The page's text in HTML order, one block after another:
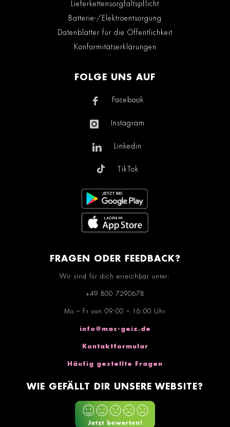
Lieferkettensorgfaltspflicht
Batterie-/Elektroentsorgung
Datenblätter für die Öffentlichkeit
Konformitätserklärungen
FOLGE UNS AUF
Facebook
Instagram
Linkedin
TikTok
FRAGEN ODER FEEDBACK?
Wir sind für dich erreichbar unter:
+49 800 7290678
Mo – Fr von 09:00 – 16:00 Uhr
info@mac-geiz.de
Kontaktformular
Häufig gestellte Fragen
WIE GEFÄLLT DIR UNSERE WEBSITE?